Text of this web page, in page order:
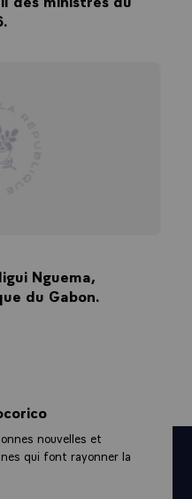
Nguema,
du Gabon.
nouvelles et
qui font rayonner la